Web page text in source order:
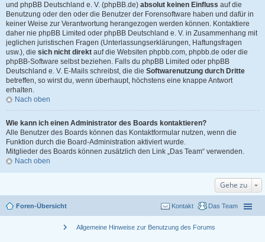
und phpBB Deutschland e. V. (phpBB.de) absolut keinen Einfluss auf die
Benutzung oder den oder die Benutzer der Forensoftware haben und dafür in
keiner Weise zur Verantwortung herangezogen werden können. Kontaktiere
daher nie phpBB Limited oder phpBB Deutschland e. V. in Zusammenhang mit
jeglichen juristischen Fragen (Unterlassungserklärungen, Haftungsfragen
usw.), die sich nicht direkt auf die Websiten phpbb.com, phpbb.de oder die
phpBB-Software selbst beziehen. Falls du phpBB Limited oder phpBB
Deutschland e. V. E-Mails schreibst, die die Softwarenutzung durch Dritte
betreffen, so wirst du, wenn überhaupt, höchstens eine knappe Antwort
erhalten.
Nach oben
Wie kann ich einen Administrator des Boards kontaktieren?
Alle Benutzer des Boards können das Kontaktformular nutzen, wenn die
Funktion durch die Board-Administration aktiviert wurde.
Mitglieder des Boards können zusätzlich den Link „Das Team“ verwenden.
Nach oben
Gehe zu
Foren-Übersicht Das Team
Kontakt
chevron_right Allgemeine Hinweise zur Benutzung des Forums